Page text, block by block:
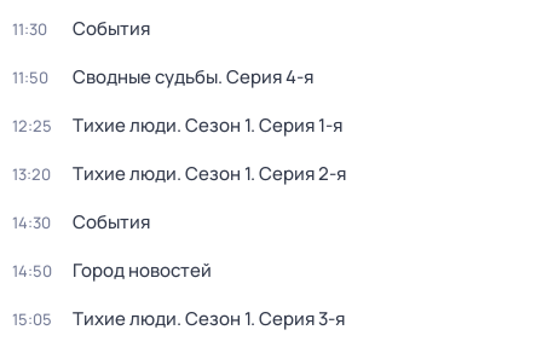
11:30 События
11:50 Сводные судьбы. Серия 4-я
12:25 Тихие люди. Сезон 1. Серия 1-я
13:20 Тихие люди. Сезон 1. Серия 2-я
14:30 События
14:50 Город новостей
15:05 Тихие люди. Сезон 1. Серия 3-я